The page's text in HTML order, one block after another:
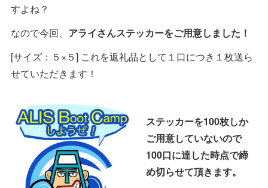
すよね？
なので今回、 アライさんステッカーをご用意しました！
[サイズ：５×５] これを返礼品として１口につき１枚送ら
せていただきます！
ステッカーを100枚しか
ご用意していないので
100口に達した時点で締
め切らせて頂きます。